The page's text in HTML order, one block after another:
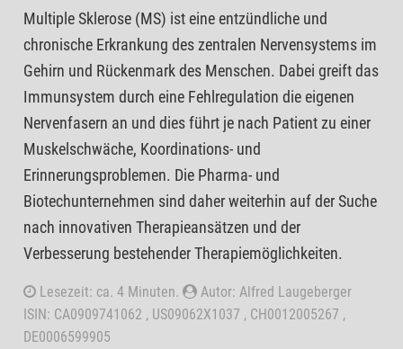
Multiple Sklerose (MS) ist eine entzündliche und
chronische Erkrankung des zentralen Nervensystems im
Gehirn und Rückenmark des Menschen. Dabei greift das
Immunsystem durch eine Fehlregulation die eigenen
Nervenfasern an und dies führt je nach Patient zu einer
Muskelschwäche, Koordinations- und
Erinnerungsproblemen. Die Pharma- und
Biotechunternehmen sind daher weiterhin auf der Suche
nach innovativen Therapieansätzen und der
Verbesserung bestehender Therapiemöglichkeiten.
Lesezeit: ca. 4 Minuten.
Autor: Alfred Laugeberger
ISIN: CA0909741062 , US09062X1037 , CH0012005267 ,
DE0006599905